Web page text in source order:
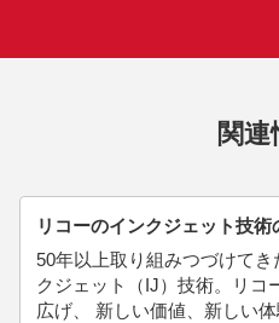
関連
リコーのインクジェット技術
50年以上取り組みつづけて
クジェット（IJ）技術。リコ
広げ、 新しい価値、新しい